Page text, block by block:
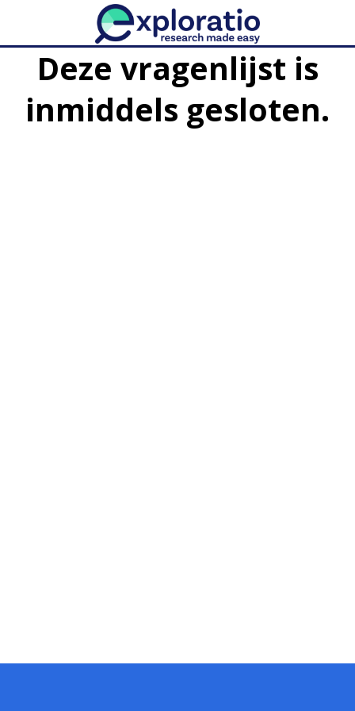
Deze vragenlijst is
inmiddels gesloten.